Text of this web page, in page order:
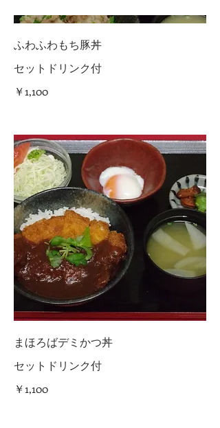
ふわふわもち豚丼
セットドリンク付
￥1,100
まほろばデミかつ丼
セットドリンク付
￥1,100